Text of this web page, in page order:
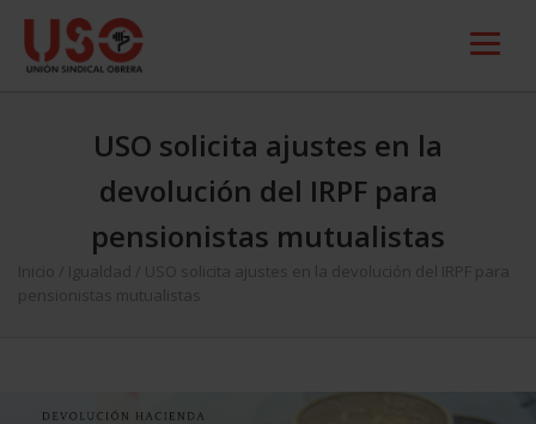
USO solicita ajustes en la
devolución del IRPF para
pensionistas mutualistas
Inicio Igualdad
USO solicita ajustes en la devolución del IRPF para
pensionistas mutualistas